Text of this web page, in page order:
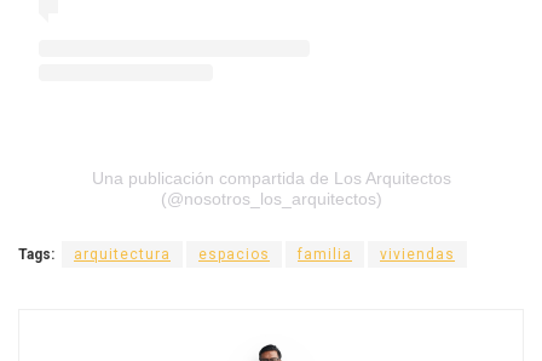
Una publicación compartida de Los Arquitectos
(@nosotros_los_arquitectos)
Tags: arquitectura espacios familia viviendas